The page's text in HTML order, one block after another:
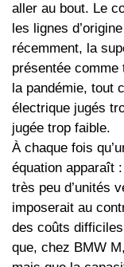
aller au bout. Le
les lignes
récemment, la
présentée comme
la pandémie, tout
électrique jugés
jugée trop faible.
À chaque fois
équation apparaît
très peu d’unités
imposerait au
des coûts
que, chez BMW